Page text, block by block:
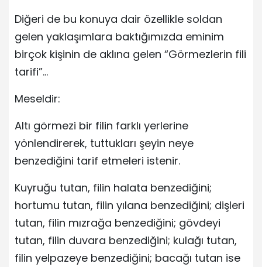
Diğeri de bu konuya dair özellikle soldan
gelen yaklaşımlara baktığımızda eminim
birçok kişinin de aklına gelen “Görmezlerin fili
tarifi”…
Meseldir:
Altı görmezi bir filin farklı yerlerine
yönlendirerek, tuttukları şeyin neye
benzediğini tarif etmeleri istenir.
Kuyruğu tutan, filin halata benzediğini;
hortumu tutan, filin yılana benzediğini; dişleri
tutan, filin mızrağa benzediğini; gövdeyi
tutan, filin duvara benzediğini; kulağı tutan,
filin yelpazeye benzediğini; bacağı tutan ise